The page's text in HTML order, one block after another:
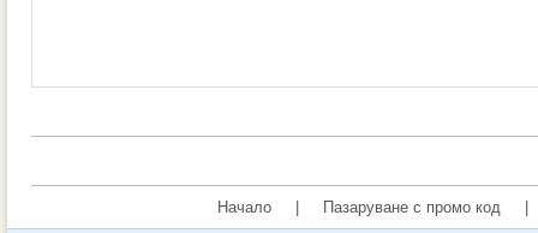
Начало Пазаруване с промо код